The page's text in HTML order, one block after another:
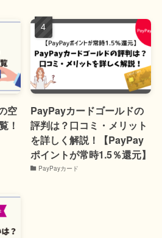
空
！
PayPayカードゴールドの
評判は？口コミ・メリット
を詳しく解説！【PayPay
ポイントが常時1.5％還元】
PayPayカード